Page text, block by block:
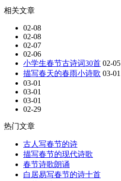
相关文章
02-08
02-08
02-07
02-06
小学生春节古诗词30首 02-05
描写春天的春雨小诗歌 03-01
03-01
03-01
03-01
02-29
热门文章
古人写春节的诗
描写春节的现代诗歌
春节诗歌朗诵
白居易写春节的诗十首